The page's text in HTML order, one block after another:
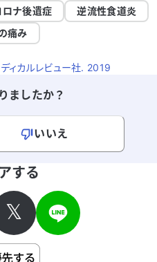
き、痰が絡むことがあります。喉
しゃがれ声も治らず、夜中に息苦
じることが増えています。酸素濃
候群の可能性があり、ドライアイ
の痛みを和らげる薬を処方されて
が、精密検査や血液検査の案内は
ん。重篤化する前に原因を知りた
どの科を受診し、どのような検査
受けるべきか、アドバイスをいた
助かります。
ロナ後遺症
逆流性食道炎
痛み
ィカルレビュー社. 2019
ましたか？
いいえ
する
𝕏